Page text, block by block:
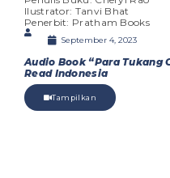
Ilustrator: Tanvi Bhat
Penerbit: Pratham Books
September 4, 2023
Audio Book “Para Tukang
Read Indonesia
Tampilkan